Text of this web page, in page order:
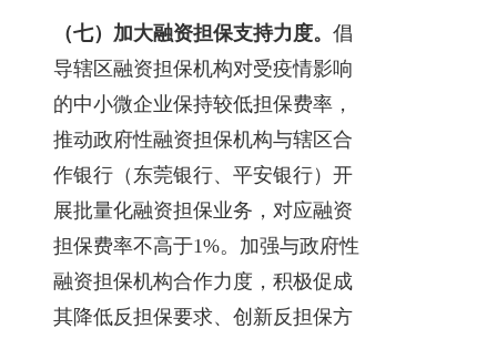
（七）加大融资担保支持力度。 倡
导辖区融资担保机构对受疫情影响
的中小微企业保持较低担保费率，
推动政府性融资担保机构与辖区合
作银行（东莞银行、平安银行）开
展批量化融资担保业务，对应融资
担保费率不高于1%。加强与政府性
融资担保机构合作力度，积极促成
其降低反担保要求、创新反担保方